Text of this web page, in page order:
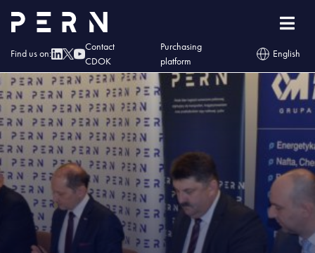
Find us on:
Contact
CDOK
Purchasing
platform
English
Home »Blog PERN zawarł umowę na rozbudowę TNG